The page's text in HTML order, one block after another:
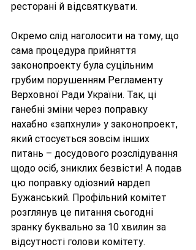
ресторані й відсвяткувати.
Окремо слід наголосити на тому, що
сама процедура прийняття
законопроекту була суцільним
грубим порушенням Регламенту
Верховної Ради України. Так, ці
ганебні зміни через поправку
нахабно «запхнули» у законопроект,
який стосується зовсім інших
питань – досудового розслідування
щодо осіб, зниклих безвісти! А подав
цю поправку одіозний нардеп
Бужанський. Профільний комітет
розглянув це питання сьогодні
зранку буквально за 10 хвилин за
відсутності голови комітету.